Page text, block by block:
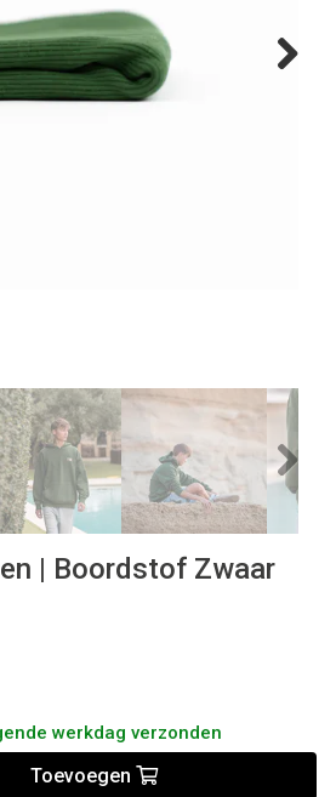
Next
| Boordstof Zwaar
werkdag verzonden
Toevoegen